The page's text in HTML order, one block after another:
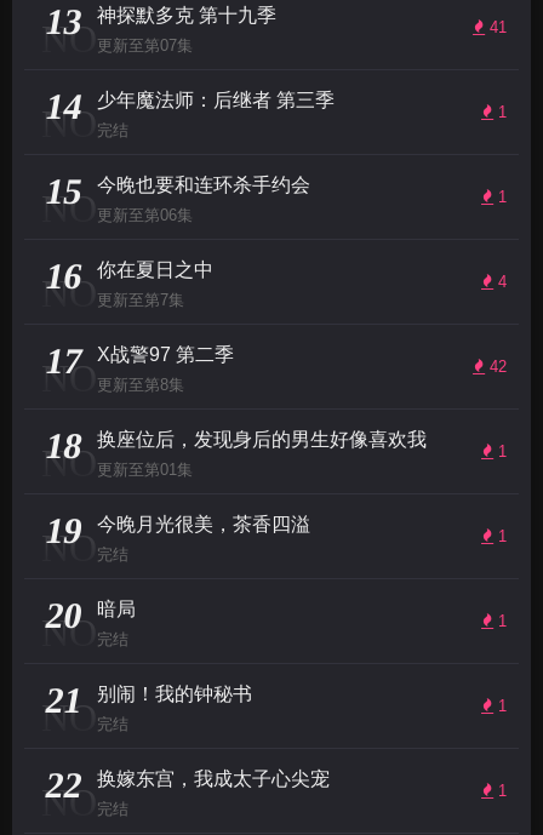
NO
13 41
神探默多克 第十九季
更新至第07集
NO
14 1
少年魔法师：后继者 第三季
完结
NO
15 1
今晚也要和连环杀手约会
更新至第06集
NO
16 4
你在夏日之中
更新至第7集
NO
17 42
X战警97 第二季
更新至第8集
NO
18 1
换座位后，发现身后的男生好像喜欢我
更新至第01集
NO
19 1
今晚月光很美，茶香四溢
完结
NO
20 1
暗局
完结
NO
21 1
别闹！我的钟秘书
完结
NO
22 1
换嫁东宫，我成太子心尖宠
完结